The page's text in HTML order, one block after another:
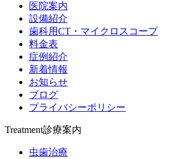
医院案内
設備紹介
歯科用CT・マイクロスコープ
料金表
症例紹介
新着情報
お知らせ
ブログ
プライバシーポリシー
Treatment診療案内
虫歯治療